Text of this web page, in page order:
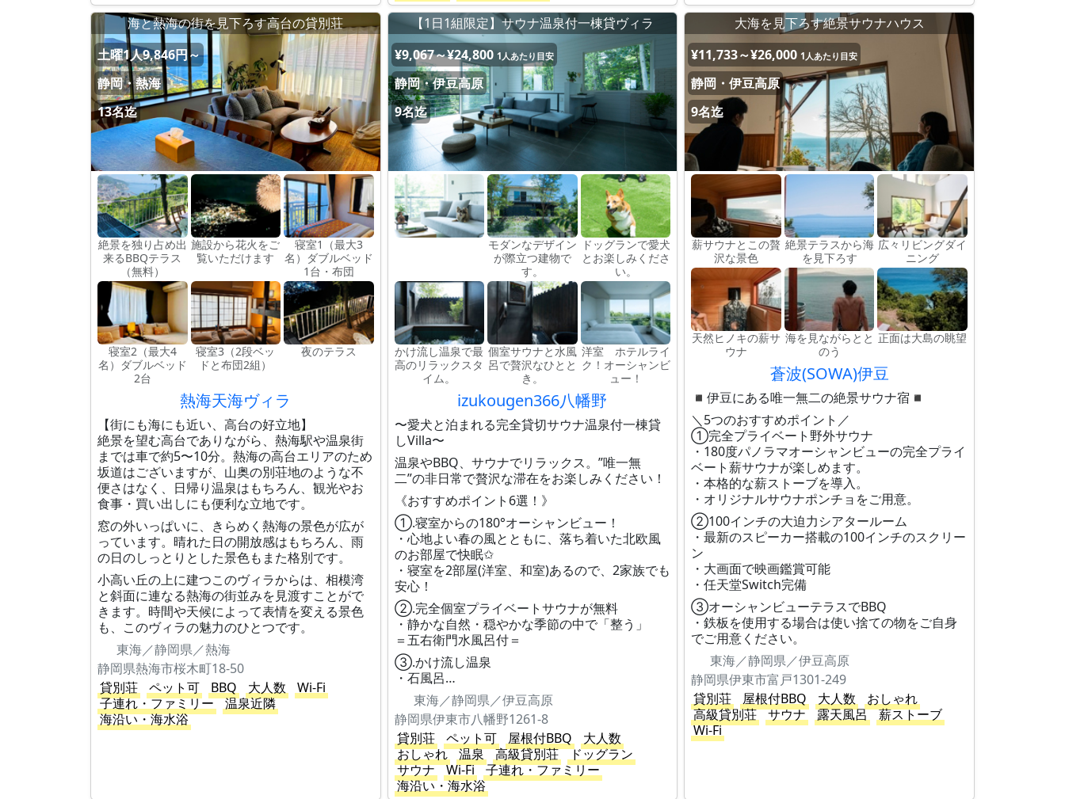
海と熱海の街を見下ろす高台の貸別荘
土曜1人9,846円～
静岡・熱海
13名迄
絶景を独り占め出
来るBBQテラス
（無料）
施設から花火をご
覧いただけます
寝室1（最大3
名）ダブルベッド
1台・布団
寝室2（最大4
名）ダブルベッド
2台
寝室3（2段ベッ
ドと布団2組）
夜のテラス
熱海天海ヴィラ
【街にも海にも近い、高台の好立地】
絶景を望む高台でありながら、熱海駅や温泉街
までは車で約5〜10分。熱海の高台エリアのため
坂道はございますが、山奥の別荘地のような不
便さはなく、日帰り温泉はもちろん、観光やお
食事・買い出しにも便利な立地です。
窓の外いっぱいに、きらめく熱海の景色が広が
っています。晴れた日の開放感はもちろん、雨
の日のしっとりとした景色もまた格別です。
小高い丘の上に建つこのヴィラからは、相模湾
と斜面に連なる熱海の街並みを見渡すことがで
きます。時間や天候によって表情を変える景色
も、このヴィラの魅力のひとつです。
東海／静岡県／熱海
静岡県熱海市桜木町18-50
貸別荘
ペット可 BBQ 大人数
Wi-Fi
子連れ・ファミリー
温泉近隣
海沿い・海水浴
【1日1組限定】サウナ温泉付一棟貸ヴィラ
¥9,067～¥24,800 1人あたり目安
静岡・伊豆高原
9名迄
モダンなデザイン
が際立つ建物で
す。
ドッグランで愛犬
とお楽しみくださ
い。
かけ流し温泉で最
高のリラックスタ
イム。
個室サウナと水風
呂で贅沢なひとと
き。
洋室 ホテルライ
ク！オーシャンビ
ュー！
izukougen366八幡野
〜愛犬と泊まれる完全貸切サウナ温泉付一棟貸
しVilla〜
温泉やBBQ、サウナでリラックス。”唯一無
二”の非日常で贅沢な滞在をお楽しみください！
《おすすめポイント6選！》
①.寝室からの180°オーシャンビュー！
・心地よい春の風とともに、落ち着いた北欧風
のお部屋で快眠✩
・寝室を2部屋(洋室、和室)あるので、2家族でも
安心！
②.完全個室プライベートサウナが無料
・静かな自然・穏やかな季節の中で「整う」
＝五右衛門水風呂付＝
③.かけ流し温泉
・石風呂…
東海／静岡県／伊豆高原
静岡県伊東市八幡野1261-8
貸別荘
ペット可 屋根付BBQ
大人数
おしゃれ
温泉 高級貸別荘
ドッグラン
サウナ
Wi-Fi
子連れ・ファミリー
海沿い・海水浴
大海を見下ろす絶景サウナハウス
¥11,733～¥26,000 1人あたり目安
静岡・伊豆高原
9名迄
薪サウナとこの贅
沢な景色
絶景テラスから海
を見下ろす
広々リビングダイ
ニング
天然ヒノキの薪サ
ウナ
海を見ながらとと
のう
正面は大島の眺望
蒼波(SOWA)伊豆
◾︎伊豆にある唯一無二の絶景サウナ宿◾︎
＼5つのおすすめポイント／
①完全プライベート野外サウナ
・180度パノラマオーシャンビューの完全プライ
ベート薪サウナが楽しめます。
・本格的な薪ストーブを導入。
・オリジナルサウナポンチョをご用意。
②100インチの大迫力シアタールーム
・最新のスピーカー搭載の100インチのスクリー
ン
・大画面で映画鑑賞可能
・任天堂Switch完備
③オーシャンビューテラスでBBQ
・鉄板を使用する場合は使い捨ての物をご自身
でご用意ください。
東海／静岡県／伊豆高原
静岡県伊東市富戸1301-249
貸別荘
屋根付BBQ 大人数
おしゃれ
高級貸別荘
サウナ 露天風呂
薪ストーブ
Wi-Fi